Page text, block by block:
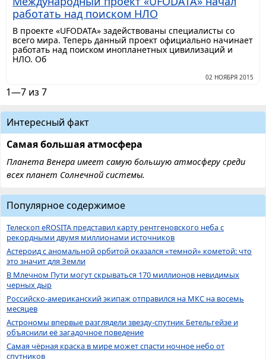
работать над поиском НЛО
В проекте «UFODATA» задействованы специалисты со
всего мира. Теперь данный проект официально начинает
работать над поиском инопланетных цивилизаций и
НЛО. Об
02 НОЯБРЯ 2015
1—7 из 7
Интересный факт
Самая большая атмосфера
Планета Венера имеет самую большую атмосферу среди
всех планет Солнечной системы.
Популярное содержимое
Телескоп eROSITA представил карту рентгеновского неба с
рекордными двумя миллионами источников
Астероид с аномальной орбитой оказался «темной» кометой: что
это значит для Земли
В Млечном Пути могут скрываться 170 миллионов невидимых
черных дыр
Российско-американский экипаж отправился на МКС на восемь
месяцев
Астрономы впервые разглядели звезду-спутник Бетельгейзе и
объяснили её загадочное поведение
Самая чёрная краска в мире может спасти ночное небо от
спутников